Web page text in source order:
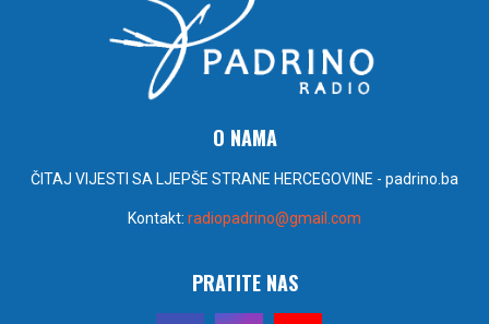
O NAMA
ČITAJ VIJESTI SA LJEPŠE STRANE HERCEGOVINE - padrino.ba
Kontakt: radiopadrino@gmail.com
PRATITE NAS